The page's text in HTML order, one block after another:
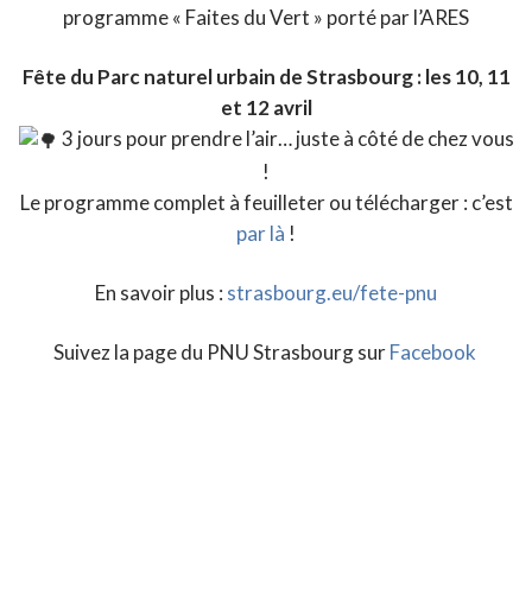
programme « Faites du Vert » porté par l’ARES
Fête du Parc naturel urbain de Strasbourg :les 10, 11
et 12 avril
3 jours pour prendre l’air… juste à côté de chez vous
!
Le programme complet à feuilleter ou télécharger : c’est
par là !
En savoir plus : strasbourg.eu/fete-pnu
Suivez la page du PNU Strasbourg surFacebook